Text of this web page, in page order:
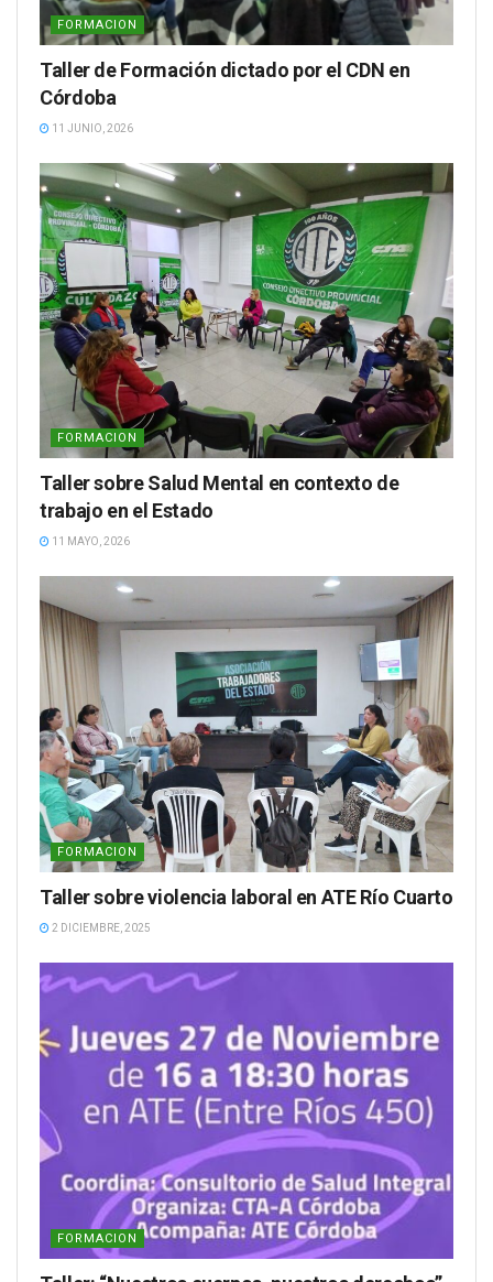
FORMACION
Taller de Formación dictado por el CDN en
Córdoba
11 JUNIO, 2026
FORMACION
Taller sobre Salud Mental en contexto de
trabajo en el Estado
11 MAYO, 2026
FORMACION
Taller sobre violencia laboral en ATE Río Cuarto
2 DICIEMBRE, 2025
FORMACION